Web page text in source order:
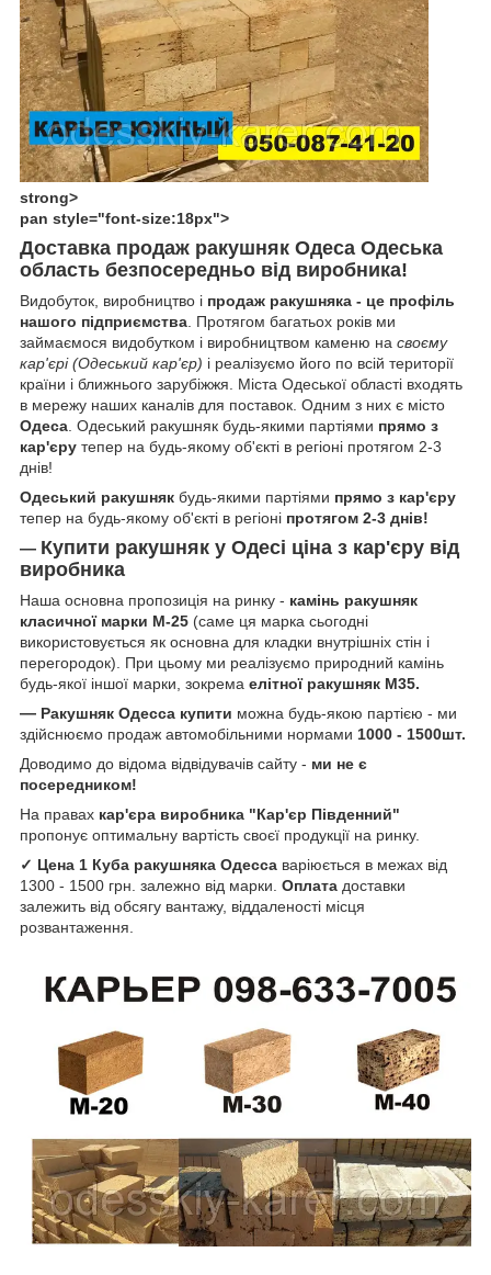
strong>
pan style="font-size:18px">
Доставка продаж ракушняк Одеса Одеська
область безпосередньо від виробника!
Видобуток, виробництво і продаж ракушняка - це профіль
нашого підприємства. Протягом багатьох років ми
займаємося видобутком і виробництвом каменю на своєму
кар'єрі (Одеський кар'єр) і реалізуємо його по всій території
країни і ближнього зарубіжжя. Міста Одеської області входять
в мережу наших каналів для поставок. Одним з них є місто
Одеса. Одеський ракушняк будь-якими партіями прямо з
кар'єру тепер на будь-якому об'єкті в регіоні протягом 2-3
днів!
Одеський ракушняк будь-якими партіями прямо з кар'єру
тепер на будь-якому об'єкті в регіоні протягом 2-3 днів!
— Купити ракушняк у Одесі ціна з кар'єру від
виробника
Наша основна пропозиція на ринку - камінь ракушняк
класичної марки М-25 (саме ця марка сьогодні
використовується як основна для кладки внутрішніх стін і
перегородок). При цьому ми реалізуємо природний камінь
будь-якої іншої марки, зокрема елітної ракушняк М35.
— Ракушняк Одесса купити можна будь-якою партією - ми
здійснюємо продаж автомобільними нормами 1000 - 1500шт.
Доводимо до відома відвідувачів сайту - ми не є
посередником!
На правах кар'єра виробника "Кар'єр Південний"
пропонує оптимальну вартість своєї продукції на ринку.
✓ Цена 1 Куба ракушняка Одесса варіюється в межах від
1300 - 1500 грн. залежно від марки. Оплата доставки
залежить від обсягу вантажу, віддаленості місця
розвантаження.